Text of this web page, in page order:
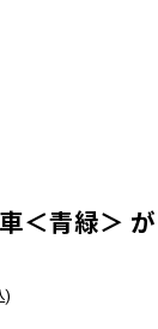
＜青緑＞
)